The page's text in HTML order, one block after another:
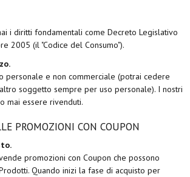
i diritti fondamentali come Decreto Legislativo
2005 (il "Codice del Consumo").
personale e non commerciale (potrai cedere
soggetto sempre per uso personale). I nostri
mai essere rivenduti.
PROMOZIONI CON COUPON
promozioni con Coupon che possono
Quando inizi la fase di acquisto per